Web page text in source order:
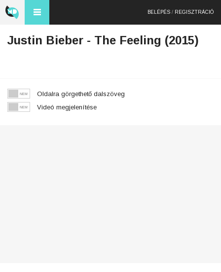
BELÉPÉS / REGISZTRÁCIÓ
Justin Bieber - The Feeling (2015)
Oldalra görgethető dalszöveg
Videó megjelenítése